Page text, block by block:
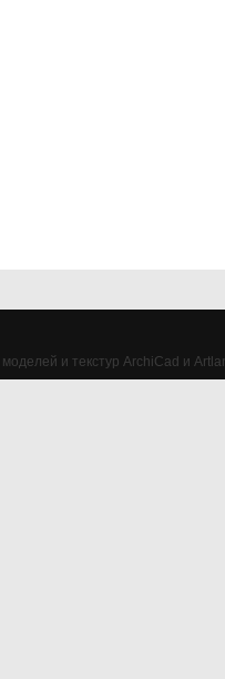
и текстур ArchiCad и